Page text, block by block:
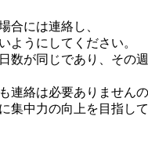
合には連絡し、
うにしてください。
数が同じであり、その
連絡は必要ありません
集中力の向上を目指し